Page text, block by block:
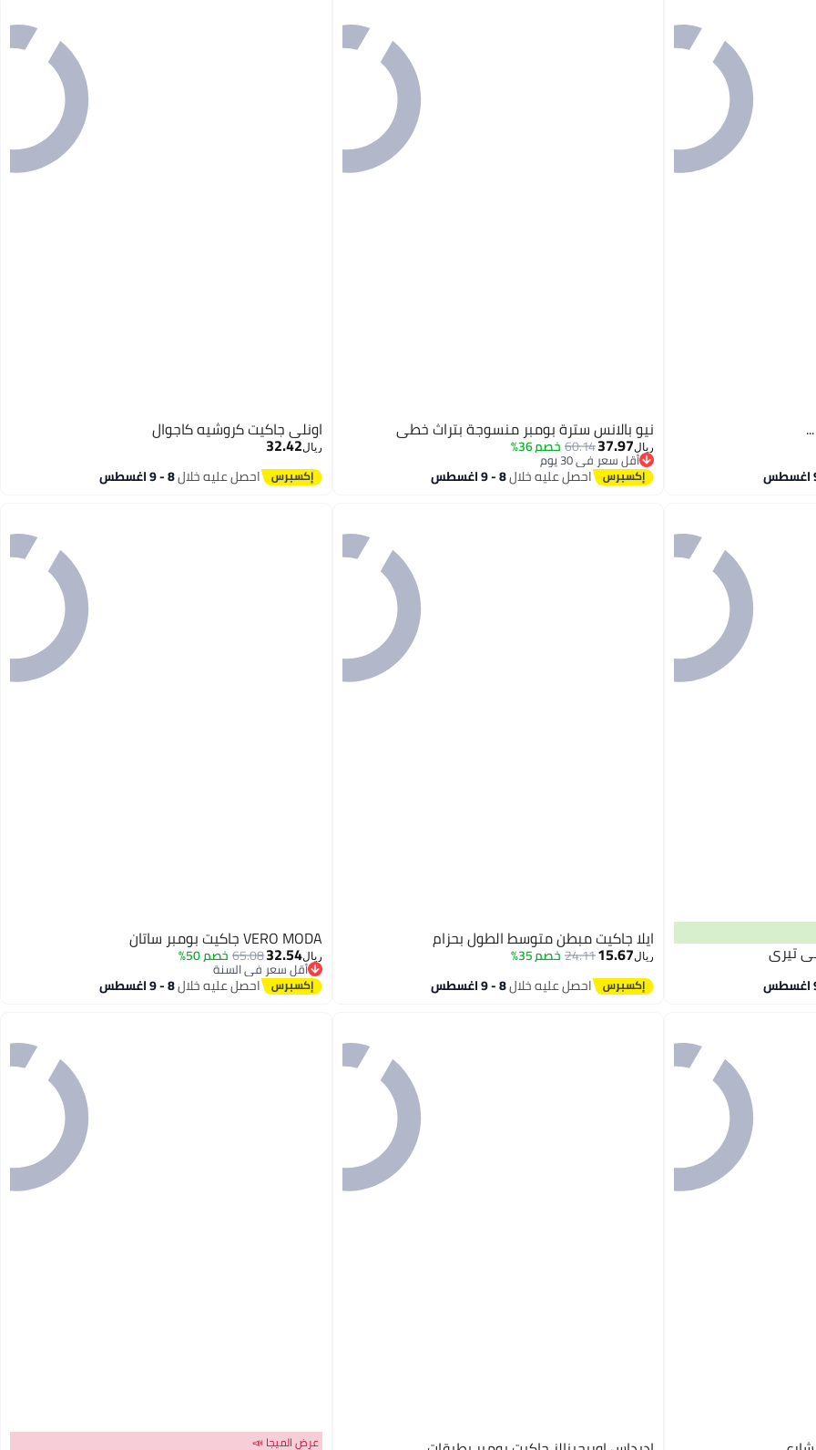
نيو بالانس سترة بومبر منسوجة بتراث خطي
ريال37.97
60.14خصم 36%
أقل سعر في 30 يوم
أقل سعر في 30 يوماحصل عليه خلال8 - 9 اغسطس
اونلي جاكيت كروشيه كاجوال
ريال32.42
احصل عليه خلال8 - 9 اغسطس
تيري
ايلا جاكيت مبطن متوسط الطول بحزام
ريال15.67
24.11خصم 35%
احصل عليه خلال8 - 9 اغسطس
VERO MODA جاكيت بومبر ساتان
ريال32.54
65.08 خصم 50%
أقل سعر في السنة
أقل سعر في السنة
احصل عليه خلال8 - 9 اغسطس
عرض الميجا 📣